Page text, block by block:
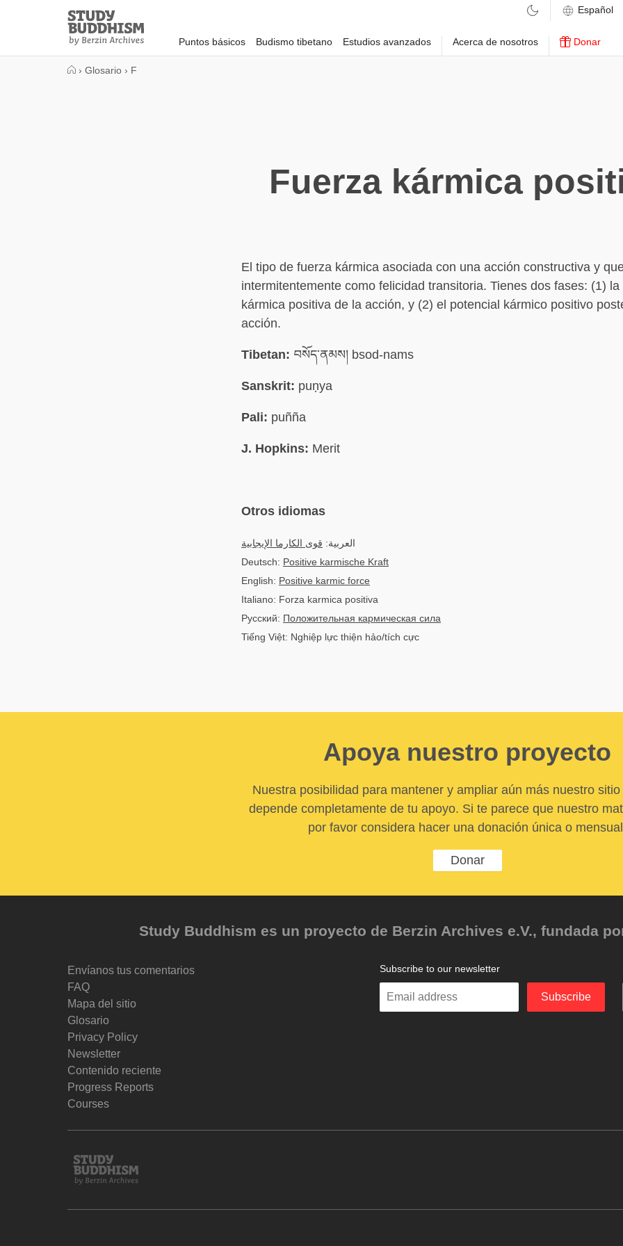
Study
Buddhism
Home
Puntos básicos Budismo tibetano Estudios avanzados Acerca de nosotros Donar
› Glosario › F
Fuerza kármica
El tipo de fuerza kármica asociada con una acción constructiva y
intermitentemente como felicidad transitoria. Tienes dos fases: (1)
kármica positiva de la acción, y (2) el potencial kármico positivo
acción.
Tibetan: བསོད་ནམས། bsod-nams
Sanskrit: puṇya
Pali: puñña
J. Hopkins: Merit
Otros idiomas
العربية: قوى الكارما الإيجابية
Deutsch: Positive karmische Kraft
English: Positive karmic force
Italiano: Forza karmica positiva
Русский: Положительная кармическая сила
Tiếng Việt: Nghiệp lực thiện hảo/tích cực
Apoya nuestro proyecto
Nuestra posibilidad para mantener y ampliar aún más nuestro
depende completamente de tu apoyo. Si te parece que nuestro
por favor considera hacer una donación única o
Donar
Study Buddhism es un proyecto de Berzin Archives e.V., fundada
Envíanos tus comentarios
FAQ
Mapa del sitio
Glosario
Privacy Policy
Newsletter
Contenido reciente
Progress Reports
Courses
Subscribe to our newsletter
Enter
Subscribe
Study
Buddhism